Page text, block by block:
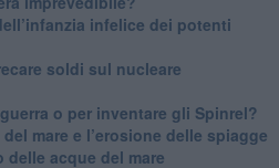
infelice dei potenti
soldi sul nucleare
o per inventare gli Spinrel?
mare e l’erosione delle spiagge
acque del mare